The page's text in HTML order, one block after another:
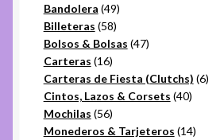
Bandolera 4949
productos
Billeteras 5858
productos
Bolsos & Bolsas 4747
Carteras 1616
productos
Carteras de Fiesta (Clutchs) 66
Cintos, Lazos & Corsets 4040
Mochilas 5656
productos
Monederos & Tarjeteros 1414